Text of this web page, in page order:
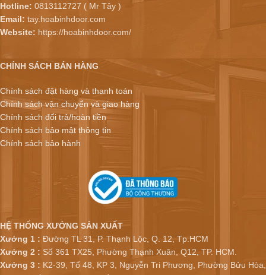
Hotline: 0813112727 ( Mr Tây )
Email: tay.hoabinhdoor.com
Website: https://hoabinhdoor.com/
CHÍNH SÁCH BÁN HÀNG
Chính sách đặt hàng và thanh toán
Chính sách vận chuyển và giao hàng
Chính sách đổi trả/hoàn tiền
Chính sách bảo mật thông tin
Chính sách bảo hành
HỆ THỐNG XƯỞNG SẢN XUẤT
Xưởng 1 : Đường TL 31, P. Thạnh Lộc, Q. 12, Tp.HCM
Xưởng 2 : Số 361 TX25, Phường Thạnh Xuân, Q12, TP. HCM.
Xưởng 3 : K2-39, Tổ 48, KP 3, Nguyễn Tri Phương, Phường Bửu Hòa,